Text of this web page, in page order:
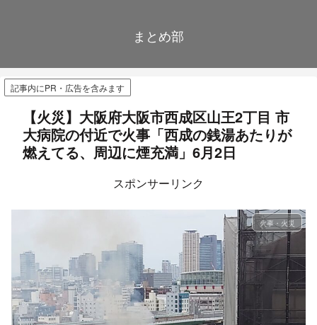
まとめ部
記事内にPR・広告を含みます
【火災】大阪府大阪市西成区山王2丁目 市
大病院の付近で火事「西成の銭湯あたりが
燃えてる、周辺に煙充満」6月2日
スポンサーリンク
火事・火災